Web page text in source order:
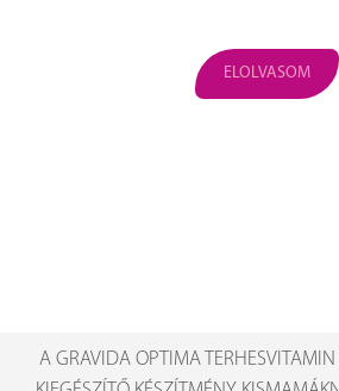
ELOLVASOM
A GRAVIDA OPTIMA